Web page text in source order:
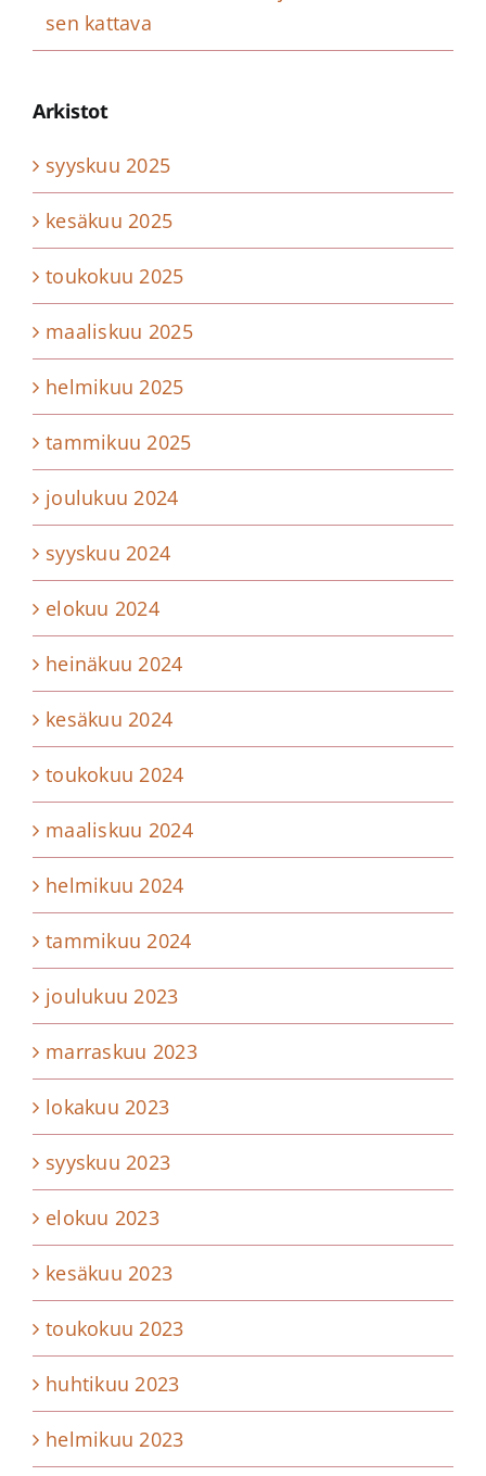
sen kattava
Arkistot
syyskuu 2025
kesäkuu 2025
toukokuu 2025
maaliskuu 2025
helmikuu 2025
tammikuu 2025
joulukuu 2024
syyskuu 2024
elokuu 2024
heinäkuu 2024
kesäkuu 2024
toukokuu 2024
maaliskuu 2024
helmikuu 2024
tammikuu 2024
joulukuu 2023
marraskuu 2023
lokakuu 2023
syyskuu 2023
elokuu 2023
kesäkuu 2023
toukokuu 2023
huhtikuu 2023
helmikuu 2023